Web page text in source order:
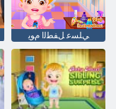
ﻲﻠﺴﻋ ﻞﻔﻄﻟﺍ ﻡﻮﻳ